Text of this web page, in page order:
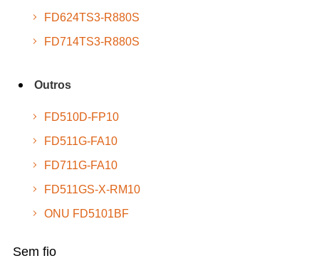
FD624TS3-R880S
FD714TS3-R880S
Outros
FD510D-FP10
FD511G-FA10
FD711G-FA10
FD511GS-X-RM10
ONU FD5101BF
Sem fio